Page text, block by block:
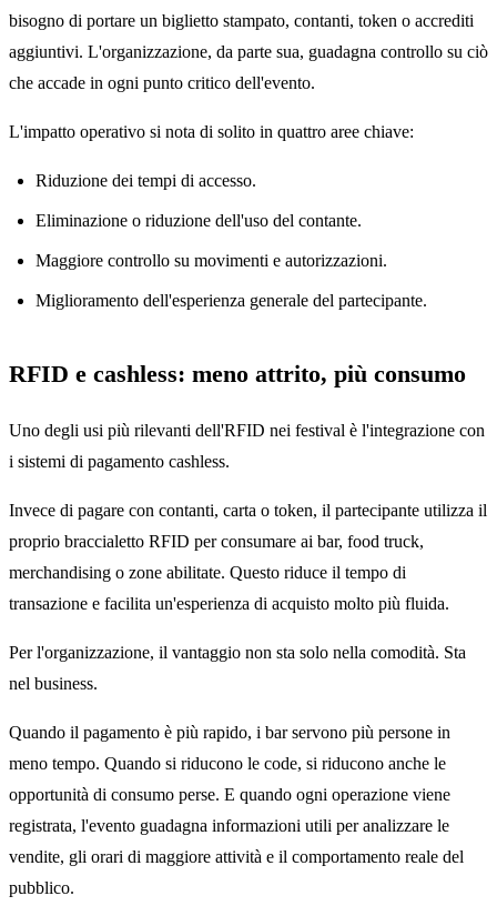
bisogno di portare un biglietto stampato, contanti, token o accrediti
aggiuntivi. L'organizzazione, da parte sua, guadagna controllo su ciò
che accade in ogni punto critico dell'evento.
L'impatto operativo si nota di solito in quattro aree chiave:
Riduzione dei tempi di accesso.
Eliminazione o riduzione dell'uso del contante.
Maggiore controllo su movimenti e autorizzazioni.
Miglioramento dell'esperienza generale del partecipante.
RFID e cashless: meno attrito, più consumo
Uno degli usi più rilevanti dell'RFID nei festival è l'integrazione con
i sistemi di pagamento cashless.
Invece di pagare con contanti, carta o token, il partecipante utilizza il
proprio braccialetto RFID per consumare ai bar, food truck,
merchandising o zone abilitate. Questo riduce il tempo di
transazione e facilita un'esperienza di acquisto molto più fluida.
Per l'organizzazione, il vantaggio non sta solo nella comodità. Sta
nel business.
Quando il pagamento è più rapido, i bar servono più persone in
meno tempo. Quando si riducono le code, si riducono anche le
opportunità di consumo perse. E quando ogni operazione viene
registrata, l'evento guadagna informazioni utili per analizzare le
vendite, gli orari di maggiore attività e il comportamento reale del
pubblico.